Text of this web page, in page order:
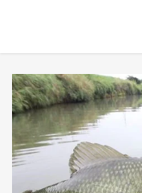
ン
ド・
最新
UP
新
着